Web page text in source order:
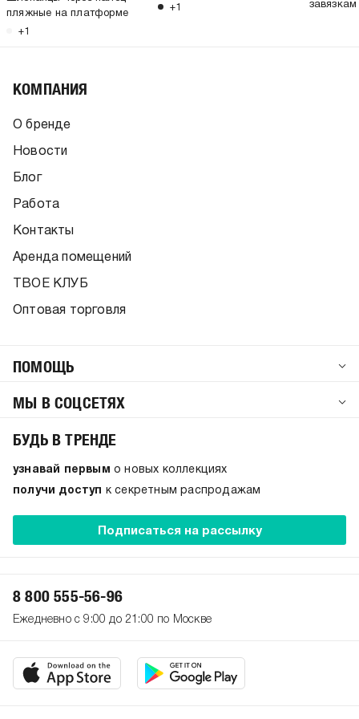
пляжные на платформе
+1
+1
КОМПАНИЯ
О бренде
Новости
Блог
Работа
Контакты
Аренда помещений
ТВОЕ КЛУБ
Оптовая торговля
ПОМОЩЬ
МЫ В СОЦСЕТЯХ
БУДЬ В ТРЕНДЕ
узнавай первым о новых коллекциях
получи доступ к секретным распродажам
Подписаться на рассылку
8 800 555-56-96
Ежедневно с 9:00 до 21:00 по Москве